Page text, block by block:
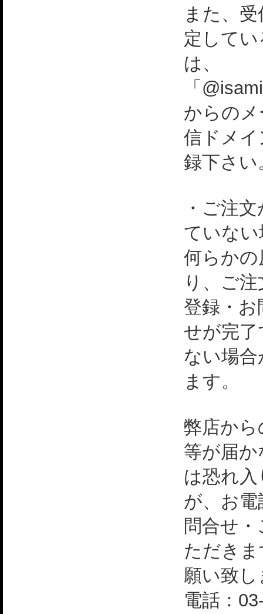
また、
定して
は、
「
からの
信ドメ
録下さい
・ご注
ていない
何らか
り、ご
登録・
せが完
ない場
ます。
弊店か
等が届
は恐れ
が、お
問合せ
ただき
願い致
電話：